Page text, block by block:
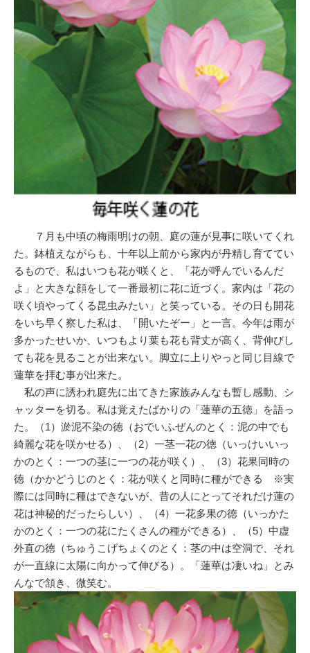
７月も中頃の梅雨明けの朝、庭の蓮が見事に咲いてくれ
た。鉢植えながらも、十年以上前から家内が丹精し育ててい
るもので、私はいつも花が咲くと、「花が呼んでいるんだ
よ」と大きな顔をして一番最初に花に近づく。家内は「花の
咲く頃やってくる昆虫みたい」と笑っている。その日も開花
をいち早く察した私は、「開いたぞー」と一言。今年は雨が
多かったせいか、いつもより葉も花も背丈が高く、背伸びし
ても花を見ることが出来ない。脚立に上りやっと同じ目線で
蓮華を拝む事が出来た。
私の声に誘われ庭先に出てきた家族みんなも暫し感動、シ
ャッターを切る。私は覚えたばかりの「蓮華の五徳」を語っ
た。（1）淤泥不染の徳（おでいふぜんのとく：泥の中でも
綺麗な花を咲かせる）、（2）一茎一花の徳（いっけいいっ
かのとく：一つの茎に一つの花が咲く）、（3）花果同時の
徳（かかどうじのとく：花が咲くと同時に種ができる ※実
際には同時に種はできないが、昔の人にとってそれだけ蓮の
花は神秘的だったらしい）、（4）一花多果の徳（いっかた
かのとく：一つの花にたくさんの種ができる）、（5）中虚
外直の徳（ちゅうこげちょくのとく：茎の中は空洞で、それ
が一直線に太陽に向かって伸びる）。「蓮華は凄いね」とみ
んなで頷き、微笑む。